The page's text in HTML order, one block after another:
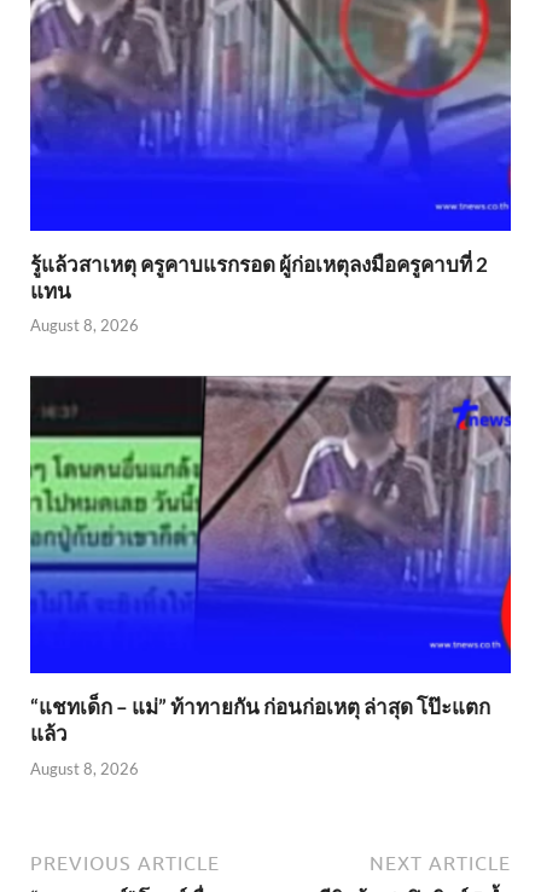
รู้แล้วสาเหตุ ครูคาบแรกรอด ผู้ก่อเหตุลงมือครูคาบที่ 2
แทน
August 8, 2026
“แชทเด็ก – แม่” ท้าทายกัน ก่อนก่อเหตุ ล่าสุด โป๊ะแตก
แล้ว
August 8, 2026
PREVIOUS ARTICLE NEXT ARTICLE